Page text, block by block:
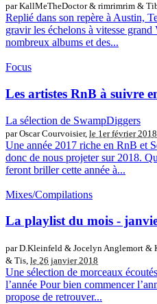
par KallMeTheDoctor & rimrimrim &
Replié dans son repère à Austin,
gravir les échelons à vitesse grand
nombreux albums et des...
Focus
Les artistes RnB à suivre
La sélection de SwampDiggers
par Oscar Courvoisier, le 1er février 2018
Une année 2017 riche en RnB et
donc de nous projeter sur 2018.
feront briller cette année à...
Mixes/Compilations
La playlist du mois -
par D.Kleinfeld & Jocelyn Anglemort &
& Tis, le 26 janvier 2018
Une sélection de morceaux
l’année Pour bien commencer
propose de retrouver...